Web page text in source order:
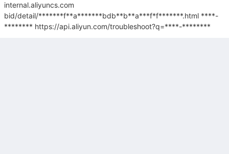
internal.aliyuncs.com
bid/detail/*******f**a*******bdb**b**a***f*f*******.html ****-
******** https://api.aliyun.com/troubleshoot?q=****-********